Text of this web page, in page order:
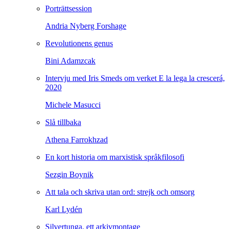
Porträttsession
Andria Nyberg Forshage
Revolutionens genus
Bini Adamzcak
Intervju med Iris Smeds om verket E la lega la crescerá,
2020
Michele Masucci
Slå tillbaka
Athena Farrokhzad
En kort historia om marxistisk språkfilosofi
Sezgin Boynik
Att tala och skriva utan ord: strejk och omsorg
Karl Lydén
Silvertunga, ett arkivmontage